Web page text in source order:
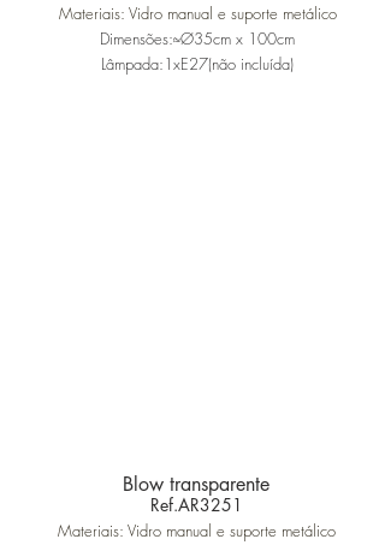
Materiais: Vidro manual e suporte metálico
Dimensões:≈Ø35cm x 100cm
Lâmpada:1xE27(não incluída)
Blow transparente
Ref.AR3251
Materiais: Vidro manual e suporte metálico